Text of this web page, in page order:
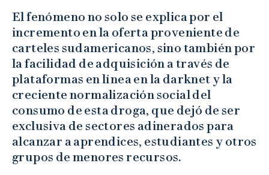
El fenómeno no solo se explica por el
incremento en la oferta proveniente de
carteles sudamericanos, sino también por
la facilidad de adquisición a través de
plataformas en línea en la darknet y la
creciente normalización social del
consumo de esta droga, que dejó de ser
exclusiva de sectores adinerados para
alcanzar a aprendices, estudiantes y otros
grupos de menores recursos.